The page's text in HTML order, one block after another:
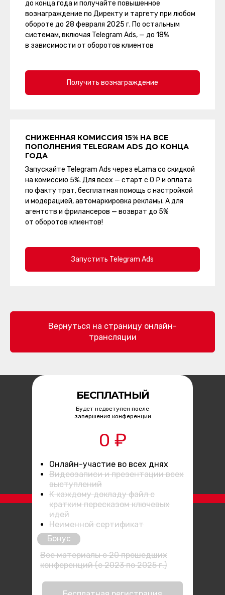
до конца года и получайте повышенное
вознаграждение по Директу и таргету при любом
обороте до 28 февраля 2025 г. По остальным
системам, включая Telegram Ads, — до 18%
в зависимости от оборотов клиентов
Получить вознаграждение
СНИЖЕННАЯ КОМИССИЯ 15% НА ВСЕ
ПОПОЛНЕНИЯ TELEGRAM ADS ДО КОНЦА
ГОДА
Запускайте Telegram Ads через eLama cо скидкой
на комиссию 5%. Для всех — старт с 0 ₽ и оплата
по факту трат, бесплатная помощь с настройкой
и модерацией, автомаркировка рекламы. А для
агентств и фрилансеров — возврат до 5%
от оборотов клиентов!
Запустить Telegram Ads
Вернуться на страницу онлайн-
трансляции
Все материалы с 20 прошедших
конференций (с 2023 по 2025 г.)
Бонус
Онлайн-участие во всех днях
Видеозаписи и презентации всех
выступлений
К каждому докладу файл с
кратким пересказом ключевых
идей
Неименной сертификат
0 ₽
Будет недоступен после
завершения конференции
БЕСПЛАТНЫЙ